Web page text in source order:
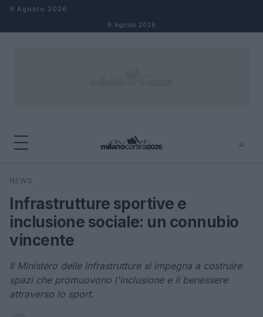
Salta al contenuto
9 Agosto 2026
9 Agosto 2026
⌕
Cerca
NEWS
Infrastrutture sportive e
inclusione sociale: un connubio
vincente
Il Ministero delle Infrastrutture si impegna a costruire
spazi che promuovono l'inclusione e il benessere
attraverso lo sport.